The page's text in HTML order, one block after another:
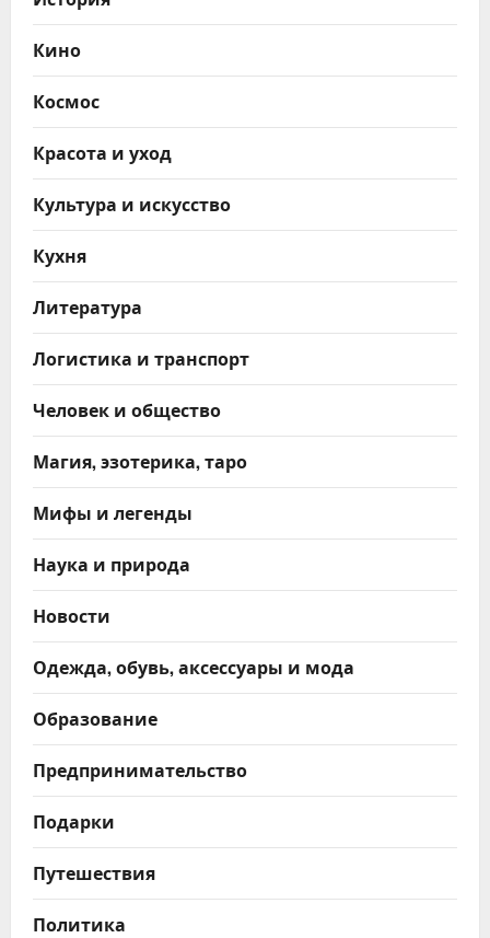
Кино
Космос
Красота и уход
Культура и искусство
Кухня
Литература
Логистика и транспорт
Человек и общество
Магия, эзотерика, таро
Мифы и легенды
Наука и природа
Новости
Одежда, обувь, аксессуары и мода
Образование
Предпринимательство
Подарки
Путешествия
Политика